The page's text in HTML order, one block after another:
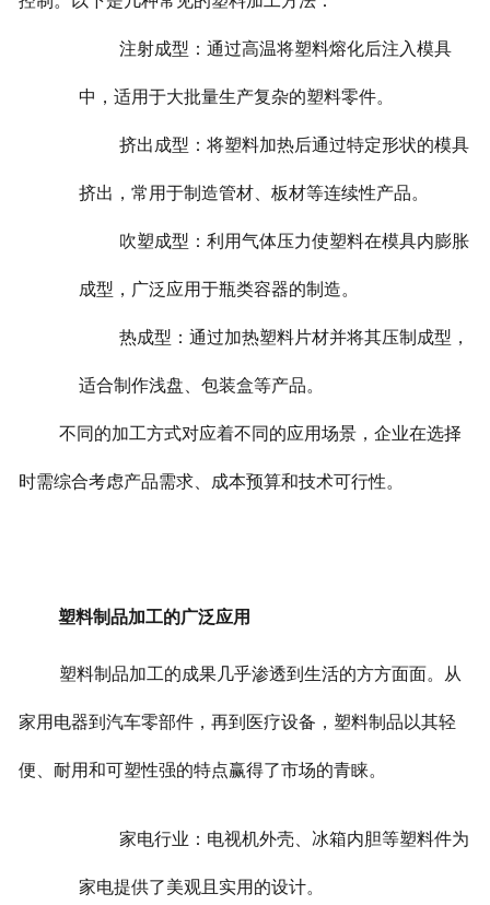
注射成型：通过高温将塑料熔化后注入模具
中，适用于大批量生产复杂的塑料零件。
挤出成型：将塑料加热后通过特定形状的模具
挤出，常用于制造管材、板材等连续性产品。
吹塑成型：利用气体压力使塑料在模具内膨胀
成型，广泛应用于瓶类容器的制造。
热成型：通过加热塑料片材并将其压制成型，
适合制作浅盘、包装盒等产品。
不同的加工方式对应着不同的应用场景，企业在选择
时需综合考虑产品需求、成本预算和技术可行性。
塑料制品加工的广泛应用
塑料制品加工的成果几乎渗透到生活的方方面面。从
家用电器到汽车零部件，再到医疗设备，塑料制品以其轻
便、耐用和可塑性强的特点赢得了市场的青睐。
家电行业：电视机外壳、冰箱内胆等塑料件为
家电提供了美观且实用的设计。